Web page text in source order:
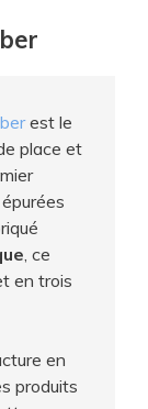
est le
place et
, ce
en trois
en
produits